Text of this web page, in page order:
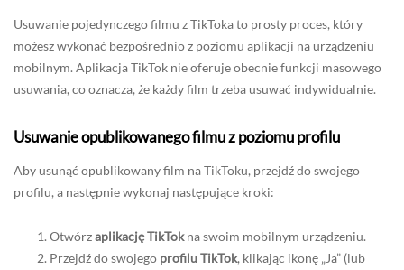
Usuwanie pojedynczego filmu z TikToka to prosty proces, który
możesz wykonać bezpośrednio z poziomu aplikacji na urządzeniu
mobilnym. Aplikacja TikTok nie oferuje obecnie funkcji masowego
usuwania, co oznacza, że każdy film trzeba usuwać indywidualnie.
Usuwanie opublikowanego filmu z poziomu profilu
Aby usunąć opublikowany film na TikToku, przejdź do swojego
profilu, a następnie wykonaj następujące kroki:
Otwórzaplikację TikTokna swoim mobilnym urządzeniu.
Przejdź do swojego profilu TikTok, klikając ikonę „Ja” (lub